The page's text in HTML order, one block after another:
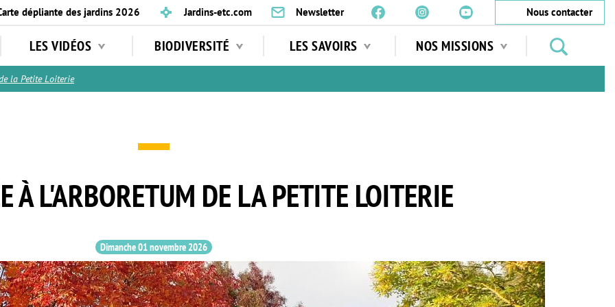
dépliante des jardins 2026 Jardins-etc.com Newsletter
Nous contacter
LES VIDÉOS BIODIVERSITÉ LES SAVOIRS NOS MISSIONS
jardins
la Petite Loiterie
À L'ARBORETUM DE LA PETITE LOITERIE
Dimanche 01 novembre 2026